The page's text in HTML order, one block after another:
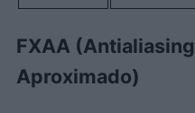
FXAA
Aproximado)